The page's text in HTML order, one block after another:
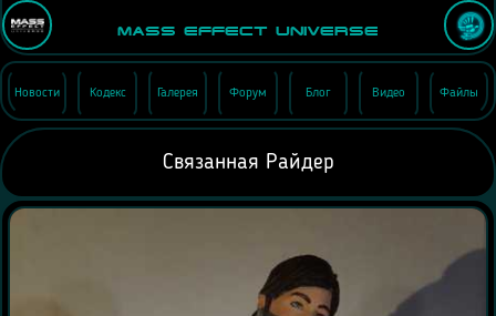
Mass Effect Universe
Новости Кодекс Галерея Форум Блог Видео Файлы
Связанная Райдер